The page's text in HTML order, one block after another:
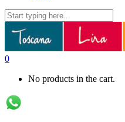
0
No products in the cart.